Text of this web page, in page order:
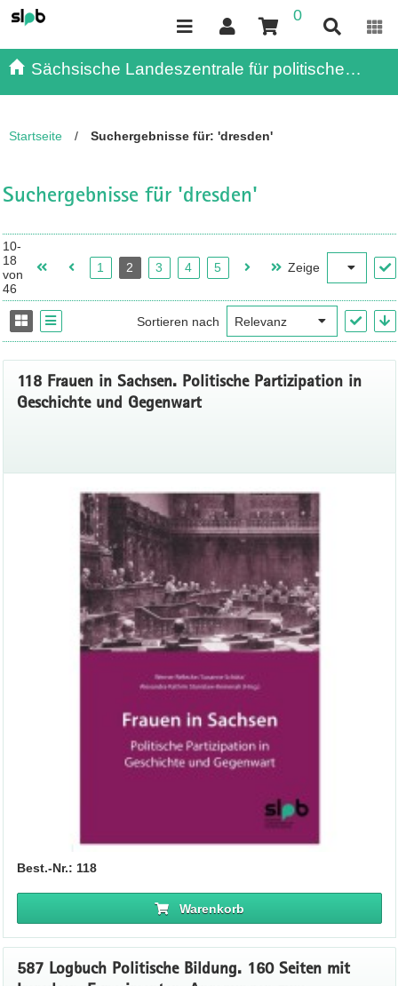
0
Sächsische Landeszentrale für politische
Startseite / Suchergebnisse für: 'dresden'
Suchergebnisse für 'dresden'
10-
18
von
46
1 2 3 4 5 Zeige
Sortieren nach
118 Frauen in Sachsen. Politische Partizipation in
Geschichte und Gegenwart
Best.-Nr.: 118
Warenkorb
587 Logbuch Politische Bildung. 160 Seiten mit